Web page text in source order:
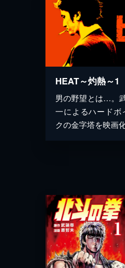
HEAT～灼熱～1
男の野望とは…。
一によるハードボ
クの金字塔を映画